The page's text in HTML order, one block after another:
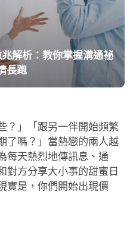
解析：教你掌握溝通祕
長跑
？」「跟另一伴開始頻繁
了嗎？」當熱戀的兩人越
每天熱烈地傳訊息、通
對方分享大小事的甜蜜日
實是，你們開始出現價